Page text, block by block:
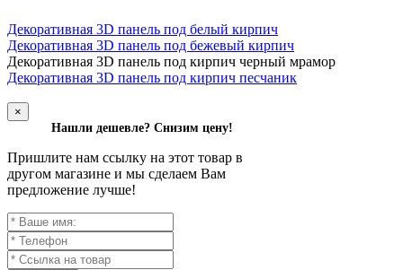
Декоративная 3D панель под белый кирпич
Декоративная 3D панель под бежевый кирпич
Декоративная 3D панель под кирпич черный мрамор
Декоративная 3D панель под кирпич песчаник
×
Нашли дешевле? Снизим цену!
Пришлите нам ссылку на этот товар в
другом магазине и мы сделаем Вам
предложение лучше!